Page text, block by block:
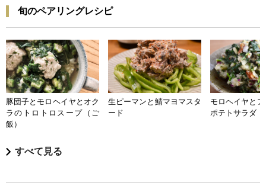
旬のペアリングレシピ
豚団子とモロヘイヤとオク
ラのトロトロスープ（ご
飯）
生ピーマンと鯖マヨマスタ
ード
モロヘイヤと
ポテトサラダ
すべて見る